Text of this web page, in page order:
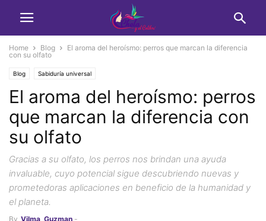
Home Blog
El aroma del heroísmo: perros que marcan la diferencia
con su olfato
Blog Sabiduría universal
El aroma del heroísmo: perros
que marcan la diferencia con
su olfato
Gracias a su olfato, los perros nos brindan una ayuda
invaluable, cuyo potencial sigue descubriendo nuevas y
prometedoras aplicaciones en beneficio de la humanidad y
el planeta.
By Vilma_Guzman -